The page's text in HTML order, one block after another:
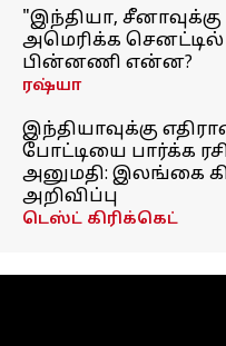
"இந்தியா, சீனாவுக்கு
அமெரிக்க
பின்னணி என்ன?
ரஷ்யா
இந்தியாவுக்கு
போட்டியை பார்க்க
அனுமதி: இலங்கை
அறிவிப்பு
டெஸ்ட் கிரிக்கெட்